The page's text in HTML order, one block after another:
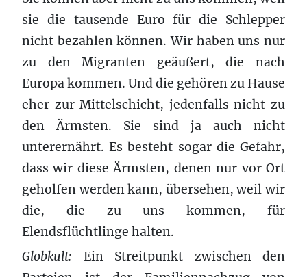
sie die tausende Euro für die Schlepper
nicht bezahlen können. Wir haben uns nur
zu den Migranten geäußert, die nach
Europa kommen. Und die gehören zu Hause
eher zur Mittelschicht, jedenfalls nicht zu
den Ärmsten. Sie sind ja auch nicht
unterernährt. Es besteht sogar die Gefahr,
dass wir diese Ärmsten, denen nur vor Ort
geholfen werden kann, übersehen, weil wir
die, die zu uns kommen, für
Elendsflüchtlinge halten.
Globkult: Ein Streitpunkt zwischen den